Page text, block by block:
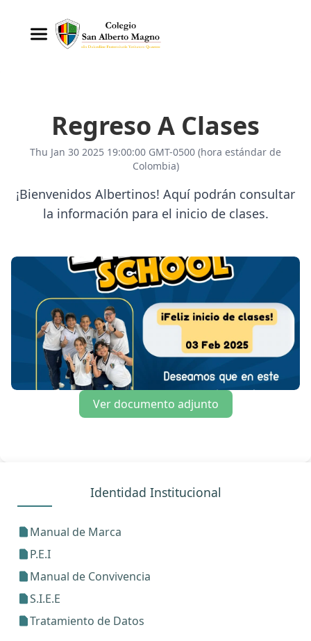
Regreso A Clases
Thu Jan 30 2025 19:00:00 GMT-0500 (hora estándar de
Colombia)
¡Bienvenidos Albertinos! Aquí podrán consultar
la información para el inicio de clases.
Ver documento adjunto
Identidad Institucional
Manual de Marca
P.E.I
Manual de Convivencia
S.I.E.E
Tratamiento de Datos